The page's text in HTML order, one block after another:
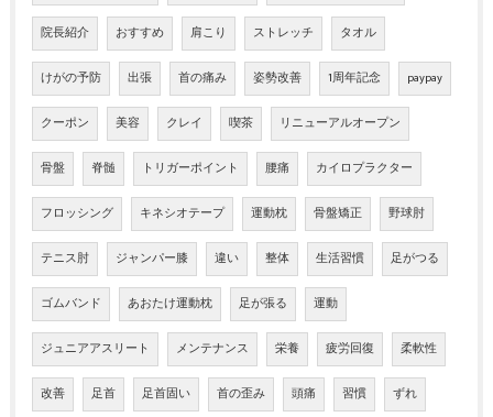
院長紹介 おすすめ 肩こり ストレッチ タオル
けがの予防 出張 首の痛み 姿勢改善 1周年記念 paypay
クーポン 美容 クレイ 喫茶 リニューアルオープン
骨盤 脊髄 トリガーポイント 腰痛 カイロプラクター
フロッシング キネシオテープ 運動枕 骨盤矯正 野球肘
テニス肘 ジャンパー膝 違い 整体 生活習慣 足がつる
ゴムバンド あおたけ運動枕 足が張る 運動
ジュニアアスリート メンテナンス 栄養 疲労回復 柔軟性
改善 足首 足首固い 首の歪み 頭痛 習慣 ずれ